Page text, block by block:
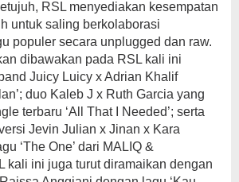
RSL menyediakan kesempatan
untuk saling berkolaborasi
populer secara unplugged dan raw.
dibawakan pada RSL kali ini
Juicy Luicy x Adrian Khalif
duo Kaleb J x Ruth Garcia yang
terbaru ‘All That I Needed’; serta
Jevin Julian x Jinan x Kara
‘The One’ dari MALIQ &
kali ini juga turut diramaikan dengan